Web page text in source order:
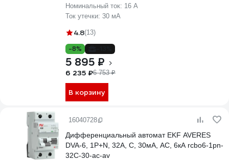
Номинальный ток: 16 А
Ток утечки: 30 мА
4.8(13)
-8%
5 895 ₽
6 235 ₽6 753 ₽
В корзину
16040728
Дифференциальный автомат EKF AVERES
DVA-6, 1P+N, 32А, C, 30мА, AC, 6кА rcbo6-1pn-
32C-30-ac-av